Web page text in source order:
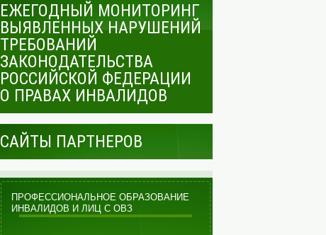
ЕЖЕГОДНЫЙ МОНИТОРИНГ
ВЫЯВЛЕННЫХ НАРУШЕНИЙ
ТРЕБОВАНИЙ
ЗАКОНОДАТЕЛЬСТВА
РОССИЙСКОЙ ФЕДЕРАЦИИ
О ПРАВАХ ИНВАЛИДОВ
САЙТЫ ПАРТНЕРОВ
ПРОФЕССИОНАЛЬНОЕ ОБРАЗОВАНИЕ
ИНВАЛИДОВ И ЛИЦ С ОВЗ